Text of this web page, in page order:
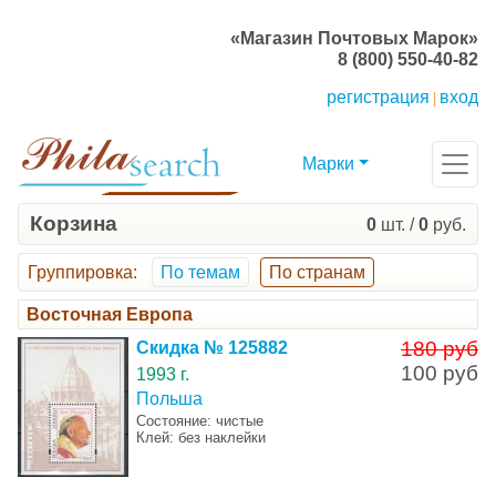
«Магазин Почтовых Марок»
8 (800) 550-40-82
регистрация
вход
Марки
Корзина 0 шт. /0 руб.
Группировка: По темам По странам
Восточная Европа
180 руб
100 руб
Скидка № 125882
1993 г.
Польша
Состояние: чистые
Клей: без наклейки